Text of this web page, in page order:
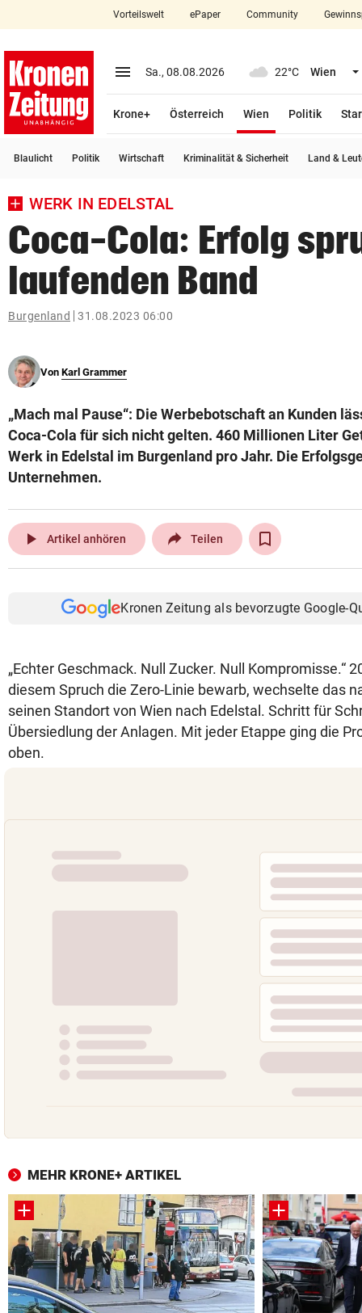
closeSchließen
account_circle Anmelden
arrow_right
bookmark
Suchbegriff
eingeben
© Krone Multimedia GmbH & Co KG 2026
Vorteilswelt ePaper Community
menu Menü aufklappen
Sa., 08.08.2026 22°C Wien
Krone+ Österreich Wien
Politik
Blaulicht Politik Wirtschaft Kriminalität & Sicherheit Land &
WERK IN EDELSTAL
Coca-Cola: Erfolg
laufenden Band
Burgenland 31.08.2023 06:00
Von Karl Grammer
„Mach mal Pause“: Die Werbebotschaft an Kunden
Coca-Cola für sich nicht gelten. 460 Millionen Liter
Werk in Edelstal im Burgenland pro Jahr. Die
Unternehmen.
play_arrow Artikel anhören Teilen
Kronen Zeitung als bevorzugte Google-
„Echter Geschmack. Null Zucker. Null Kompromisse.“
diesem Spruch die Zero-Linie bewarb, wechselte das
seinen Standort von Wien nach Edelstal. Schritt für
Übersiedlung der Anlagen. Mit jeder Etappe ging die
oben.
MEHR KRONE+ ARTIKEL